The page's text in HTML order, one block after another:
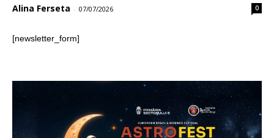
Alina Ferseta - 07/07/2026 0
[newsletter_form]